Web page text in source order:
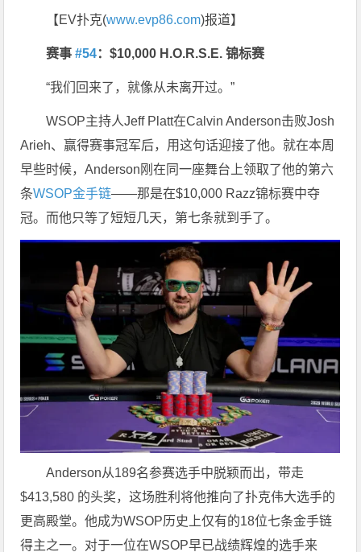
【EV扑克(www.evp86.com)报道】
赛事#54：$10,000 H.O.R.S.E. 锦标赛
“我们回来了，就像从未离开过。”
WSOP主持人Jeff Platt在Calvin Anderson击败Josh
Arieh、赢得赛事冠军后，用这句话迎接了他。就在本周
早些时候，Anderson刚在同一座舞台上领取了他的第六
条WSOP金手链——那是在$10,000 Razz锦标赛中夺
冠。而他只等了短短几天，第七条就到手了。
Anderson从189名参赛选手中脱颖而出，带走
$413,580 的头奖，这场胜利将他推向了扑克伟大选手的
更高殿堂。他成为WSOP历史上仅有的18位七条金手链
得主之一。对于一位在WSOP早已战绩辉煌的选手来